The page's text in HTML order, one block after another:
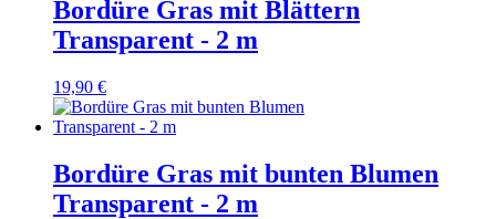
Bordüre Gras mit Blättern
Transparent - 2 m
19,90 €
Bordüre Gras mit bunten Blumen
Transparent - 2 m